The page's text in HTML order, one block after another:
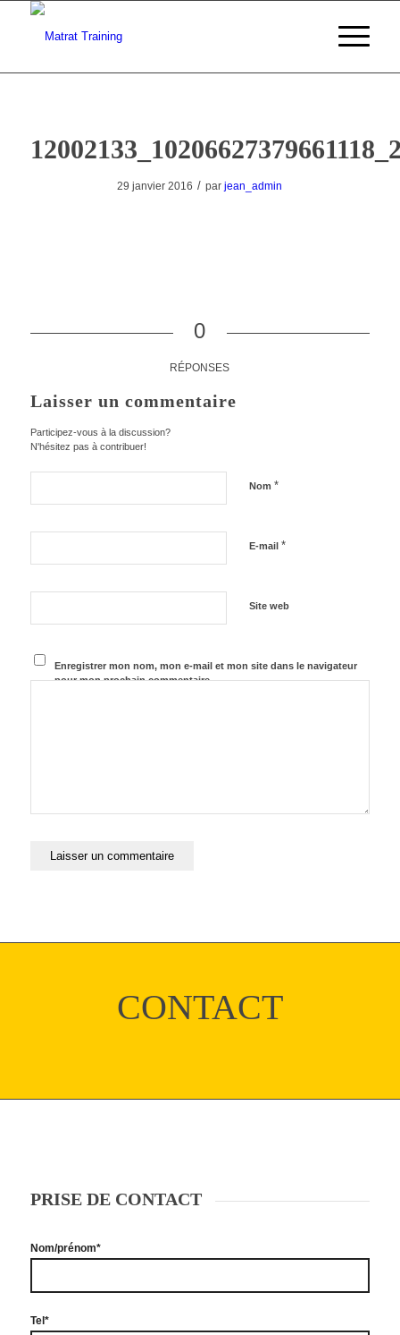
29 janvier 2016 / parjean_admin
0
RÉPONSES
Laisser un commentaire
Participez-vous à la discussion?
N'hésitez pas à contribuer!
Nom *
E-mail *
Site web
Enregistrer mon nom, mon e-mail et mon site dans le navigateur
pour mon prochain commentaire.
CONTACT
PRISE DE CONTACT
Nom/prénom*
Tel*